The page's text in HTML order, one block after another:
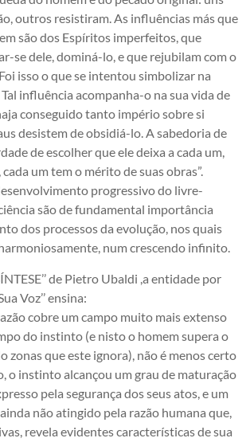
outros resistiram. As influências más que
são dos Espíritos imperfeitos, que
se dele, dominá-lo, e que rejubilam com o
isso o que se intentou simbolizar na
influência acompanha-o na sua vida de
conseguido tanto império sobre si
desistem de obsidiá-lo. A sabedoria de
de escolher que ele deixa a cada um,
um tem o mérito de suas obras”.
progressivo do livre-
são de fundamental importância
dos processos da evolução, nos quais
num crescendo infinito.
de Pietro Ubaldi ,a entidade por
Voz’’ ensina:
razão cobre um campo muito mais extenso
do instinto (e nisto o homem supera o
zonas que este ignora), não é menos certo
o instinto alcançou um grau de maturação
pela segurança dos seus atos, e um
não atingido pela razão humana que,
revela evidentes características de sua